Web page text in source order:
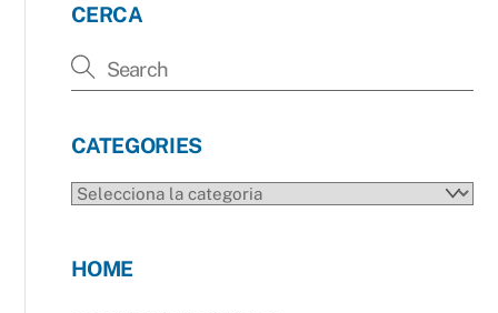
CERCA
CATEGORIES
CATEGORIES
HOME